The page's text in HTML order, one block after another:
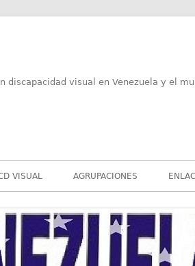
discapacidad visual en Venezuela y el
VISUAL AGRUPACIONES